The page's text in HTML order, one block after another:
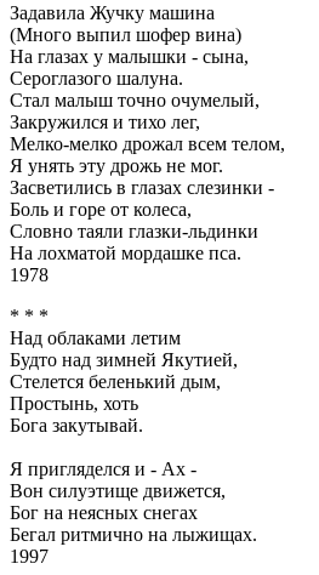
Задавила Жучку машина
(Много выпил шофер вина)
На глазах у малышки - сына,
Сероглазого шалуна.
Стал малыш точно очумелый,
Закружился и тихо лег,
Мелко-мелко дрожал всем телом,
Я унять эту дрожь не мог.
Засветились в глазах слезинки -
Боль и горе от колеса,
Словно таяли глазки-льдинки
На лохматой мордашке пса.
1978
* * *
Над облаками летим
Будто над зимней Якутией,
Стелется беленький дым,
Простынь, хоть
Бога закутывай.
Я пригляделся и - Ах -
Вон силуэтище движется,
Бог на неясных снегах
Бегал ритмично на лыжищах.
1997